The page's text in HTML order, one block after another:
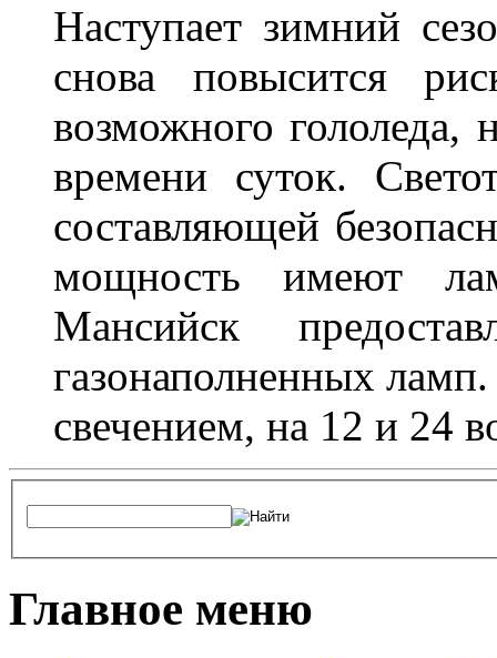
Наступает зимний
снова повысится
возможного гололеда,
времени суток.
составляющей
мощность имеют
Мансийск
газонаполненных
свечением, на 12 и 24
Главное меню